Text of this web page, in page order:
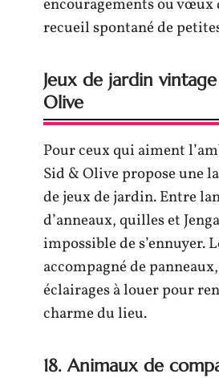
encouragements ou vœux
recueil spontané de
Jeux de jardin
Olive
Pour ceux qui aiment
Sid & Olive propose une
de jeux de jardin. Entre
d’anneaux, quilles et
impossible de s’ennuyer.
accompagné de
éclairages à louer pour
charme du lieu.
18. Animaux de